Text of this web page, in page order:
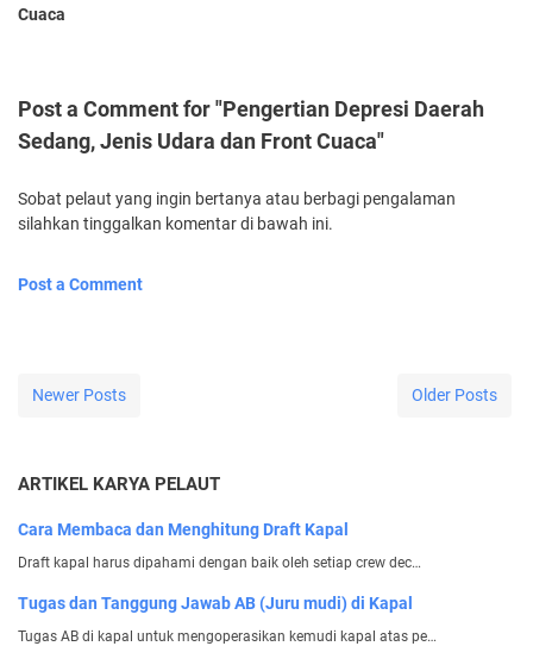
Cuaca
Post a Comment for "Pengertian Depresi Daerah
Sedang, Jenis Udara dan Front Cuaca"
Sobat pelaut yang ingin bertanya atau berbagi pengalaman
silahkan tinggalkan komentar di bawah ini.
Post a Comment
Newer Posts Older Posts
ARTIKEL KARYA PELAUT
Cara Membaca dan Menghitung Draft Kapal
Draft kapal harus dipahami dengan baik oleh setiap crew dec…
Tugas dan Tanggung Jawab AB (Juru mudi) di Kapal
Tugas AB di kapal untuk mengoperasikan kemudi kapal atas pe…